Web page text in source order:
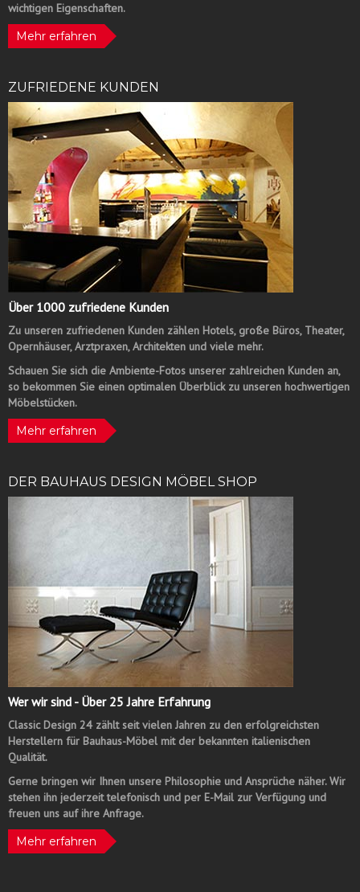
wichtigen Eigenschaften.
Mehr erfahren
ZUFRIEDENE KUNDEN
Über 1000 zufriedene Kunden
Zu unseren zufriedenen Kunden zählen Hotels, große Büros, Theater,
Opernhäuser, Arztpraxen, Architekten und viele mehr.
Schauen Sie sich die Ambiente-Fotos unserer zahlreichen Kunden an,
so bekommen Sie einen optimalen Überblick zu unseren hochwertigen
Möbelstücken.
Mehr erfahren
DER BAUHAUS DESIGN MÖBEL SHOP
Wer wir sind - Über 25 Jahre Erfahrung
Classic Design 24 zählt seit vielen Jahren zu den erfolgreichsten
Herstellern für Bauhaus-Möbel mit der bekannten italienischen
Qualität.
Gerne bringen wir Ihnen unsere Philosophie und Ansprüche näher. Wir
stehen ihn jederzeit telefonisch und per E-Mail zur Verfügung und
freuen uns auf ihre Anfrage.
Mehr erfahren